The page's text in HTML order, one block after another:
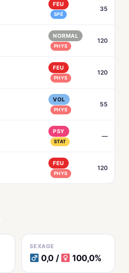
FEU
SPÉ
35
NORMAL
PHYS
120
FEU
PHYS
120
VOL
PHYS
55
PSY
STAT
—
FEU
PHYS
120
SEXAGE
0,0 / 100,0%